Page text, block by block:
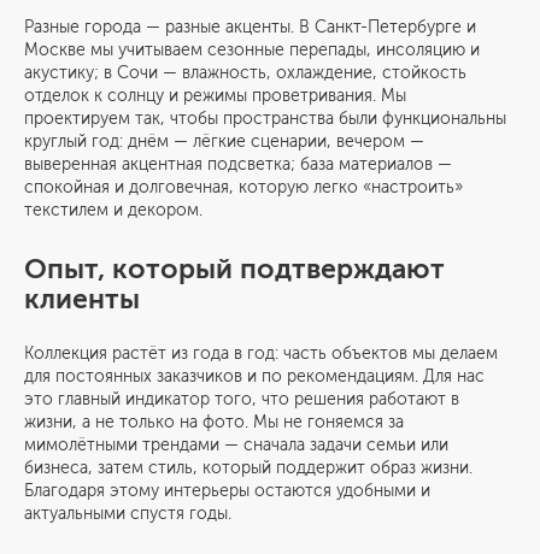
Разные города — разные акценты. В Санкт-Петербурге и
Москве мы учитываем сезонные перепады, инсоляцию и
акустику; в Сочи — влажность, охлаждение, стойкость
отделок к солнцу и режимы проветривания. Мы
проектируем так, чтобы пространства были функциональны
круглый год: днём — лёгкие сценарии, вечером —
выверенная акцентная подсветка; база материалов —
спокойная и долговечная, которую легко «настроить»
текстилем и декором.
Опыт, который подтверждают
клиенты
Коллекция растёт из года в год: часть объектов мы делаем
для постоянных заказчиков и по рекомендациям. Для нас
это главный индикатор того, что решения работают в
жизни, а не только на фото. Мы не гоняемся за
мимолётными трендами — сначала задачи семьи или
бизнеса, затем стиль, который поддержит образ жизни.
Благодаря этому интерьеры остаются удобными и
актуальными спустя годы.